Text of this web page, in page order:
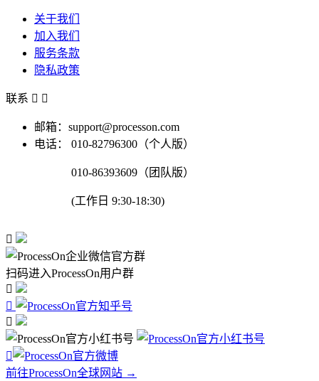
关于我们
加入我们
服务条款
隐私政策
联系  
邮箱：support@processon.com
电话：
010-82796300（个人版）
010-86393609（团队版）
(工作日 9:30-18:30)

扫码进入ProcessOn用户群




前往ProcessOn全球网站 →